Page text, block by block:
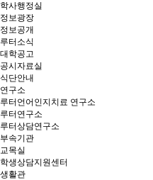
학사행정실
정보광장
정보공개
루터소식
대학공고
공시자료실
식단안내
연구소
루터언어인지치료 연구소
루터연구소
루터상담연구소
부속기관
교목실
학생상담지원센터
생활관